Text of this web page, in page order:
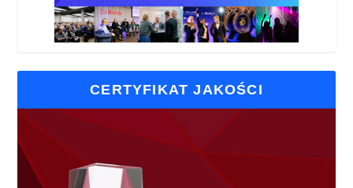
CERTYFIKAT JAKOŚCI